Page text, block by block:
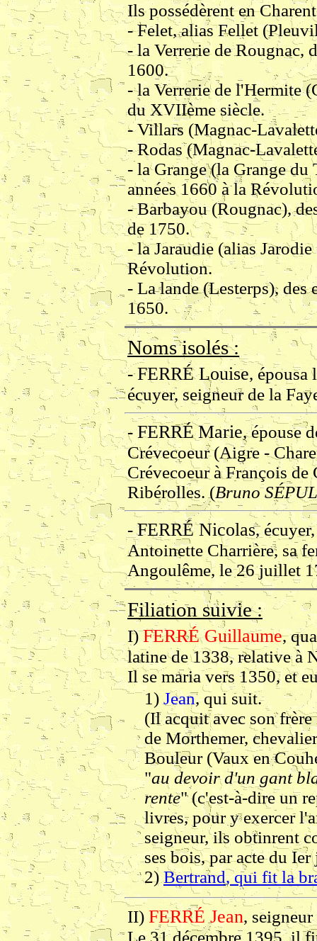
Ils possédèrent en
- Felet, alias Fellet
- la Verrerie de Rougnac,
1600.
- la Verrerie de l'Hermite
du XVIIème siècle.
- Villars (Magnac-
- Rodas (Magnac-
- la Grange (la Grange
années 1660 à la
- Barbayou (Rougnac),
de 1750.
- la Jaraudie (alias
Révolution.
- La lande (Lesterps),
1650.
Noms isolés :
-FERRÉ Louise, épousa
écuyer, seigneur de la
-FERRÉ Marie, épouse
Crévecoeur (Aigre -
Crévecoeur à François
Ribérolles. (Bruno
-FERRÉ Nicolas,
Antoinette Charrière, sa
Angoulême, le 26 juillet
Filiation suivie :
I)FERRÉ Guillaume,
latine de 1338, relative à
Il se maria vers 1350, et
1) Jean, qui suit.
(Il acquit avec son
de Morthemer,
Bouleur (Vaux en
"au devoir d'un gant
rente" (c'est-à-dire un
livres, pour y exercer
seigneur, ils obtinrent
ses bois, par acte du
2)Bertrand, qui fit la
II) FERRÉ Jean,
Le 31 décembre 1395, il